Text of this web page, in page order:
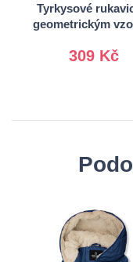
Tyrkysové
geometrickým
309 Kč